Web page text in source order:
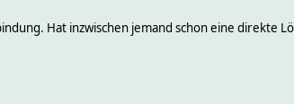
Hat inzwischen jemand schon eine direkte